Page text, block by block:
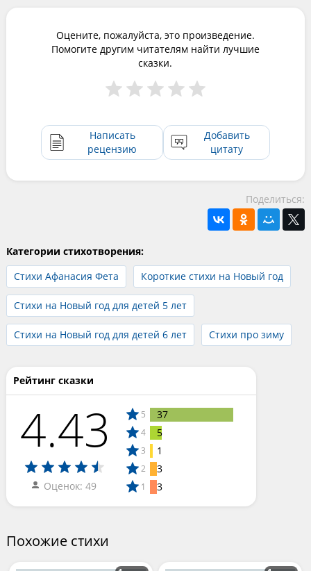
Оцените, пожалуйста, это произведение.
Помогите другим читателям найти лучшие
сказки.
Написать
рецензию
Добавить
цитату
Поделиться:
Категории стихотворения:
Стихи Афанасия Фета
Короткие стихи на Новый год
Стихи на Новый год для детей 5 лет
Стихи на Новый год для детей 6 лет Стихи про зиму
Рейтинг сказки
4.43
Оценок: 49
5 37
4 5
3 1
2 3
1 3
Похожие стихи